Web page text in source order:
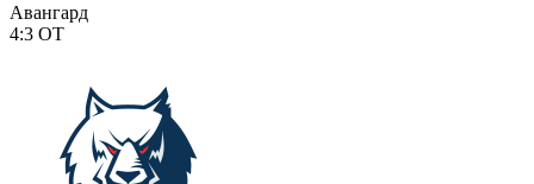
Авангард
4:3 ОТ